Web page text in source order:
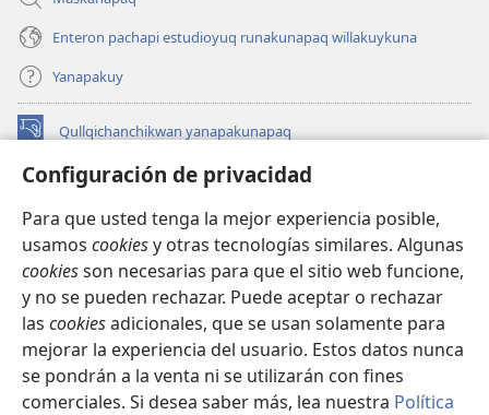
Configuración de privacidad
Para que usted tenga la mejor experiencia posible,
usamos cookiesy otras tecnologías similares. Algunas
cookiesson necesarias para que el sitio web funcione,
y no se pueden rechazar. Puede aceptar o rechazar
las cookiesadicionales, que se usan solamente para
mejorar la experiencia del usuario. Estos datos nunca
se pondrán a la venta ni se utilizarán con fines
comerciales. Si desea saber más, lea nuestra Política
Enteron pachapi estudioyuq runakunapaq willakuykuna
Yanapakuy
Qullqichanchikwan yanapakunapaq
(abre
nueva INTERNETPI QILLQAKUNA Watchtower™
una
nueva
ventana)
JW Hub
(abre
una
nueva
ventana)
JW Library®
Watchtower Library